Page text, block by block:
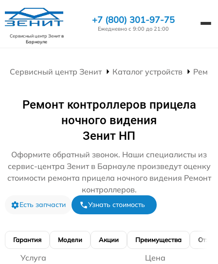
Сервисный центр Зенитв
Барнауле
+7 (800) 301-97-75
Ежедневно с 9:00 до 21:00
Сервисный центр Зенит Каталог устройств
Ремонт контроллеров прицела
ночного видения
Зенит НП
Оформите обратный звонок. Наши специалисты из
сервис-центра Зенит в Барнауле произведут оценку
стоимости ремонта прицела ночного видения Ремонт
контроллеров.
Есть запчасти Узнать стоимость
Гарантия Модели Акции Преимущества
Услуга Цена